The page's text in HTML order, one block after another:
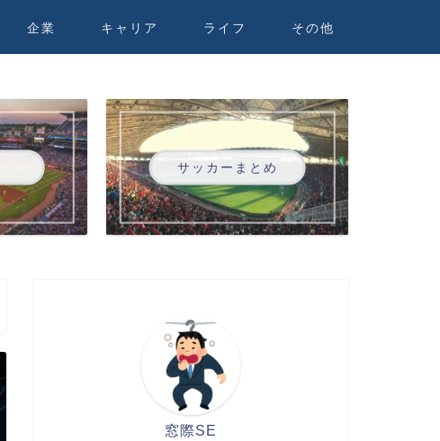
企業 キャリア ライフ その他
サッカーまとめ
窓際SE